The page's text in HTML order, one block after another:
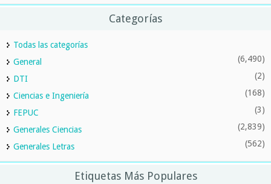
Categorías
Todas las categorías
General
(6,490)
DTI (2)
Ciencias e Ingeniería (168)
FEPUC (3)
Generales Ciencias (2,839)
Generales Letras (562)
Etiquetas Más Populares